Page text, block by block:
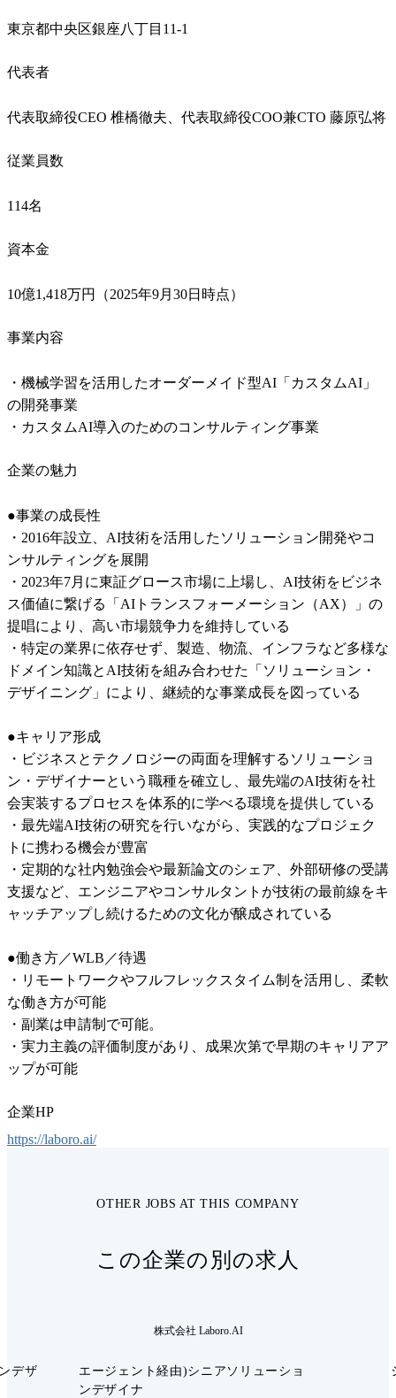
東京都中央区銀座八丁目11-1
代表者
代表取締役CEO 椎橋徹夫、代表取締役COO兼CTO 藤原弘将
従業員数
114名
資本金
10億1,418万円（2025年9月30日時点）
事業内容
・機械学習を活用したオーダーメイド型AI「カスタムAI」
の開発事業
・カスタムAI導入のためのコンサルティング事業
企業の魅力
●事業の成長性
・2016年設立、AI技術を活用したソリューション開発やコ
ンサルティングを展開
・2023年7月に東証グロース市場に上場し、AI技術をビジネ
ス価値に繋げる「AIトランスフォーメーション（AX）」の
提唱により、高い市場競争力を維持している
・特定の業界に依存せず、製造、物流、インフラなど多様な
ドメイン知識とAI技術を組み合わせた「ソリューション・
デザイニング」により、継続的な事業成長を図っている
●キャリア形成
・ビジネスとテクノロジーの両面を理解するソリューショ
ン・デザイナーという職種を確立し、最先端のAI技術を社
会実装するプロセスを体系的に学べる環境を提供している
・最先端AI技術の研究を行いながら、実践的なプロジェク
トに携わる機会が豊富
・定期的な社内勉強会や最新論文のシェア、外部研修の受講
支援など、エンジニアやコンサルタントが技術の最前線をキ
ャッチアップし続けるための文化が醸成されている
●働き方／WLB／待遇
・リモートワークやフルフレックスタイム制を活用し、柔軟
な働き方が可能
・副業は申請制で可能。
・実力主義の評価制度があり、成果次第で早期のキャリアア
ップが可能
企業HP
https://laboro.ai/
OTHER JOBS AT THIS COMPANY
この企業の別の求人
デザ
株式会社 Laboro.AI
エージェント経由)シニアソリューショ
ンデザイナ